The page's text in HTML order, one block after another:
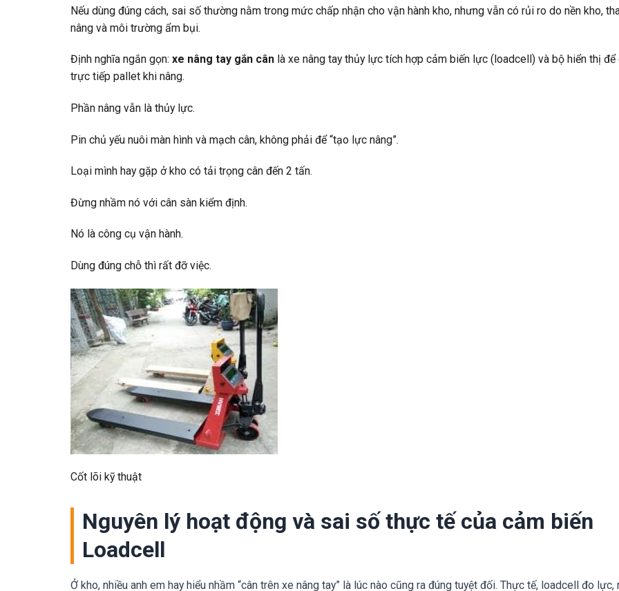
Nếu dùng đúng cách, sai số thường nằm trong mức chấp nhận cho vận hành kho, nhưng vẫn có rủi ro do nền kho,
nâng và môi trường ẩm bụi.
Định nghĩa ngắn gọn: xe nâng tay gắn cân là xe nâng tay thủy lực tích hợp cảm biến lực (loadcell) và bộ hiển thị để
trực tiếp pallet khi nâng.
Phần nâng vẫn là thủy lực.
Pin chủ yếu nuôi màn hình và mạch cân, không phải để “tạo lực nâng”.
Loại mình hay gặp ở kho có tải trọng cân đến 2 tấn.
Đừng nhầm nó với cân sàn kiểm định.
Nó là công cụ vận hành.
Dùng đúng chỗ thì rất đỡ việc.
Cốt lõi kỹ thuật
Nguyên lý hoạt động và sai số thực tế của cảm biến
Loadcell
Ở kho, nhiều anh em hay hiểu nhầm “cân trên xe nâng tay” là lúc nào cũng ra đúng tuyệt đối. Thực tế, loadcell đo lực,